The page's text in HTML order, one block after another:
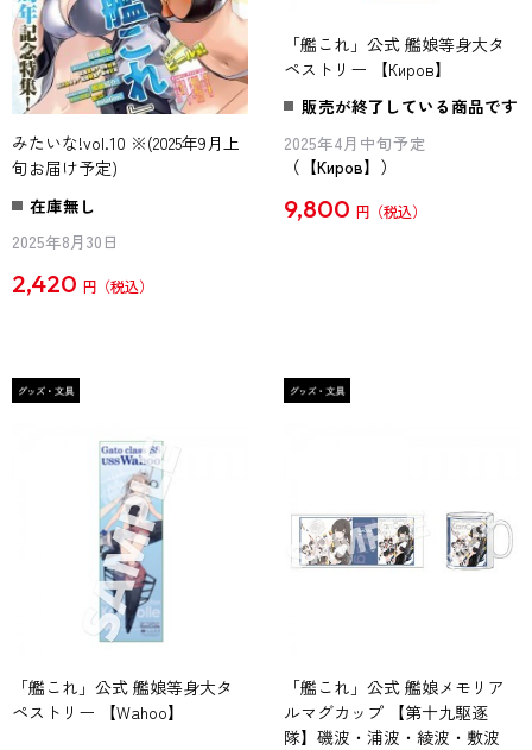
みたいな!vol.10 ※(2025年9月上
旬お届け予定)
在庫無し
2025年8月30日
2,420 円
「艦これ」公式 艦娘等身大タ
ペストリー 【Киров】
販売が終了している商品です
2025年4月中旬予定
（【Киров】）
9,800 円
「艦これ」公式 艦娘等身大タ
ペストリー 【Wahoo】
「艦これ」公式 艦娘メモリア
ルマグカップ 【第十九駆逐
隊】磯波・浦波・綾波・敷波